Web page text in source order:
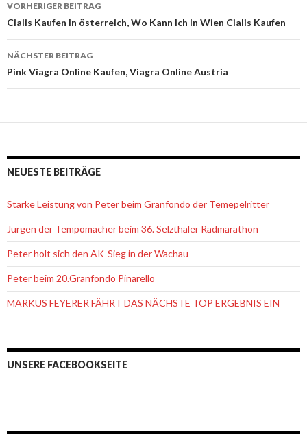
Beitrags-
Navigation
VORHERIGER BEITRAG
Cialis Kaufen In österreich, Wo Kann Ich In Wien Cialis Kaufen
NÄCHSTER BEITRAG
Pink Viagra Online Kaufen, Viagra Online Austria
NEUESTE BEITRÄGE
Starke Leistung von Peter beim Granfondo der Temepelritter
Jürgen der Tempomacher beim 36. Selzthaler Radmarathon
Peter holt sich den AK-Sieg in der Wachau
Peter beim 20.Granfondo Pinarello
MARKUS FEYERER FÄHRT DAS NÄCHSTE TOP ERGEBNIS EIN
UNSERE FACEBOOKSEITE